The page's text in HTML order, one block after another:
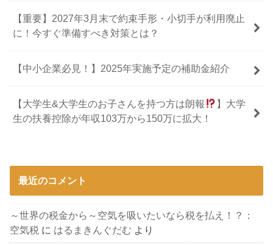
【重要】2027年3月末で約束手形・小切手が利用廃止
に！今すぐ準備すべき対策とは？
【中小企業必見！】2025年実施予定の補助金紹介
【大学生&大学生のお子さんを持つ方は朗報
】大学
生の扶養控除が年収103万から150万に拡大！
最近のコメント
～世界の税金から～空気を吸いたいなら税を払え！？：
空気税 に はるまきんぐだむ より